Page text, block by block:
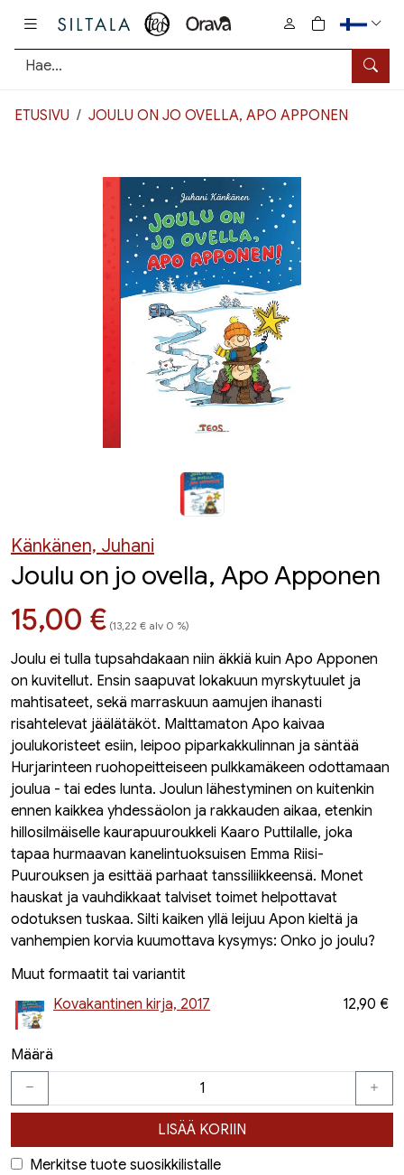
Hae
0
tuotetta
ETUSIVU JOULU ON JO OVELLA, APO APPONEN
Känkänen, Juhani
Joulu on jo ovella, Apo Apponen
Hinta nyt
15,00 € (13,22 € alv 0 %)
Joulu ei tulla tupsahdakaan niin äkkiä kuin Apo Apponen
on kuvitellut. Ensin saapuvat lokakuun myrskytuulet ja
mahtisateet, sekä marraskuun aamujen ihanasti
risahtelevat jäälätäköt. Malttamaton Apo kaivaa
joulukoristeet esiin, leipoo piparkakkulinnan ja säntää
Hurjarinteen ruohopeitteiseen pulkkamäkeen odottamaan
joulua - tai edes lunta. Joulun lähestyminen on kuitenkin
ennen kaikkea yhdessäolon ja rakkauden aikaa, etenkin
hillosilmäiselle kaurapuuroukkeli Kaaro Puttilalle, joka
tapaa hurmaavan kanelintuoksuisen Emma Riisi-
Puurouksen ja esittää parhaat tanssiliikkeensä. Monet
hauskat ja vauhdikkaat talviset toimet helpottavat
odotuksen tuskaa. Silti kaiken yllä leijuu Apon kieltä ja
vanhempien korvia kuumottava kysymys: Onko jo joulu?
Muut formaatit tai variantit
Kovakantinen kirja, 2017
12,90 €
Määrä
LISÄÄ KORIIN
Merkitse tuote suosikkilistalle